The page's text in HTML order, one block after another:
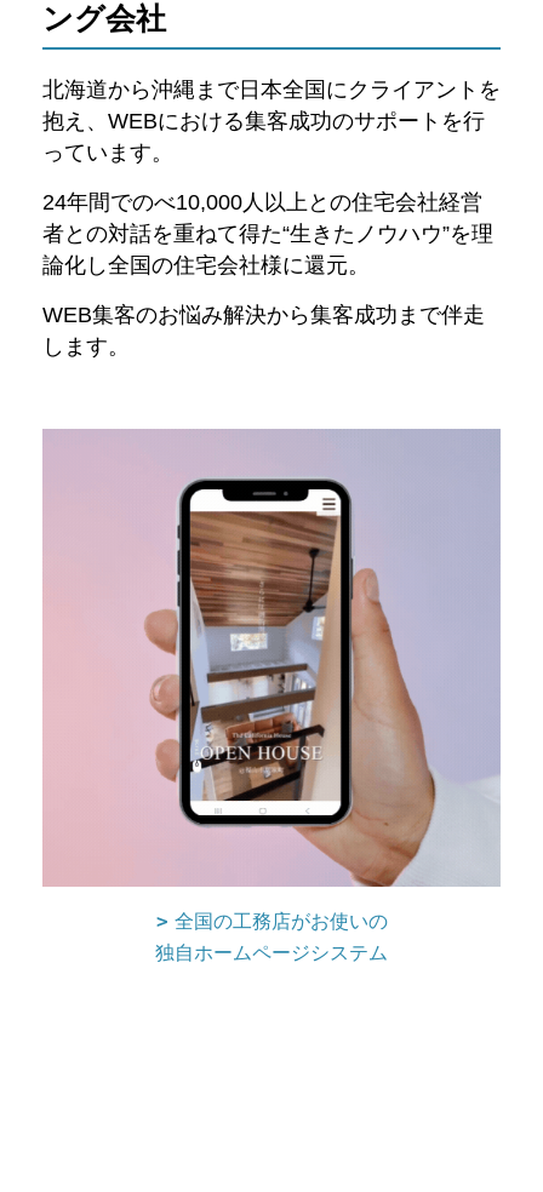
ング会社
北海道から沖縄まで日本全国にクライアントを
抱え、WEBにおける集客成功のサポートを行
っています。
24年間でのべ10,000人以上との住宅会社経営
者との対話を重ねて得た“生きたノウハウ”を理
論化し全国の住宅会社様に還元。
WEB集客のお悩み解決から集客成功まで伴走
します。
全国の工務店がお使いの
独自ホームページシステム